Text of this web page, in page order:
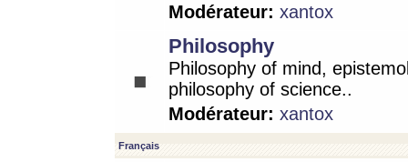
Modérateur: xantox
Philosophy
Philosophy of mind,
philosophy of science..
Modérateur: xantox
Français